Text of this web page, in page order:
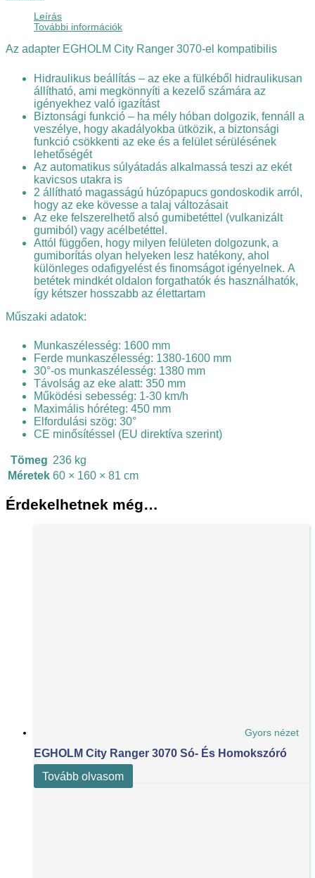
Leírás
További információk
Az adapter EGHOLM City Ranger 3070-el kompatibilis
Hidraulikus beállítás – az eke a fülkéből hidraulikusan
állítható, ami megkönnyíti a kezelő számára az
igényekhez való igazítást
Biztonsági funkció – ha mély hóban dolgozik, fennáll a
veszélye, hogy akadályokba ütközik, a biztonsági
funkció csökkenti az eke és a felület sérülésének
lehetőségét
Az automatikus súlyátadás alkalmassá teszi az ekét
kavicsos utakra is
2 állítható magasságú húzópapucs gondoskodik arról,
hogy az eke kövesse a talaj változásait
Az eke felszerelhető alsó gumibetéttel (vulkanizált
gumiból) vagy acélbetéttel.
Attól függően, hogy milyen felületen dolgozunk, a
gumiborítás olyan helyeken lesz hatékony, ahol
különleges odafigyelést és finomságot igényelnek. A
betétek mindkét oldalon forgathatók és használhatók,
így kétszer hosszabb az élettartam
Műszaki adatok:
Munkaszélesség: 1600 mm
Ferde munkaszélesség: 1380-1600 mm
30°-os munkaszélesség: 1380 mm
Távolság az eke alatt: 350 mm
Működési sebesség: 1-30 km/h
Maximális hóréteg: 450 mm
Elfordulási szög: 30°
CE minősítéssel (EU direktíva szerint)
Tömeg 236 kg
Méretek 60 × 160 × 81 cm
Érdekelhetnek még…
Gyors nézet
EGHOLM City Ranger 3070 Só- És Homokszóró
Tovább olvasom